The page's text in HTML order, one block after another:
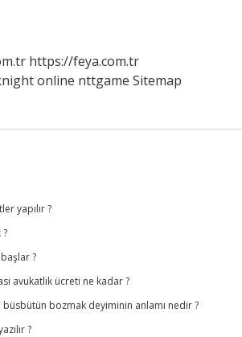
https://feya.com.tr
online nttgame Sitemap
yapılır ?
?
avukatlık ücreti ne kadar ?
bozmak deyiminin anlamı nedir ?
?